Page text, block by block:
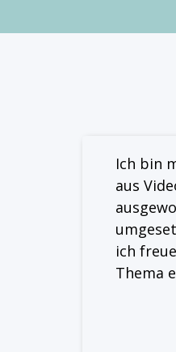
Ich bin
aus
ich
Thema